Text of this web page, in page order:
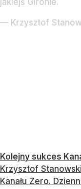
jakiejś Gironie.
— Krzysztof
Kolejny sukces
Krzysztof
Kanału Zero.